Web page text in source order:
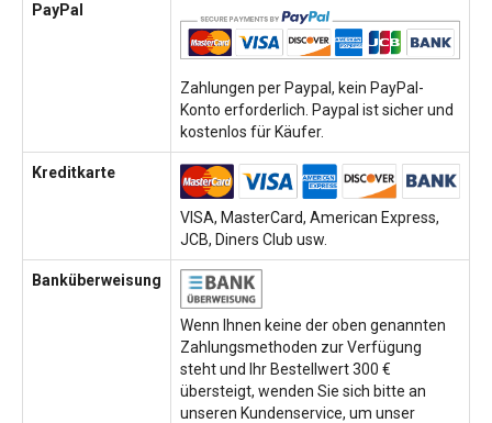
PayPal
Zahlungen per Paypal, kein PayPal-
Konto erforderlich. Paypal ist sicher und
kostenlos für Käufer.
Kreditkarte
VISA, MasterCard, American Express,
JCB, Diners Club usw.
Banküberweisung
Wenn Ihnen keine der oben genannten
Zahlungsmethoden zur Verfügung
steht und Ihr Bestellwert 300 €
übersteigt, wenden Sie sich bitte an
unseren Kundenservice, um unser